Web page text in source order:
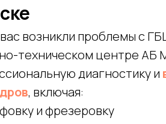
возникли проблемы с
техническом центре АБ
диагностику и
, включая:
и фрезеровку